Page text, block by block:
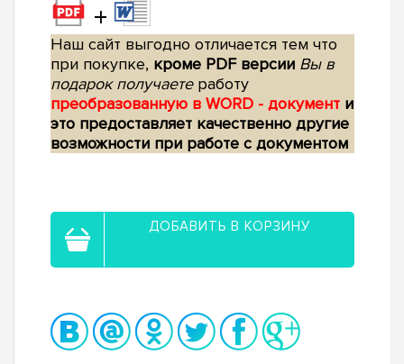
+
Наш сайт выгодно отличается тем что
при покупке, кроме PDF версии Вы в
подарок получаетеработу
преобразованную в WORD - документ и
это предоставляет качественно другие
возможности при работе с документом
ДОБАВИТЬ В КОРЗИНУ